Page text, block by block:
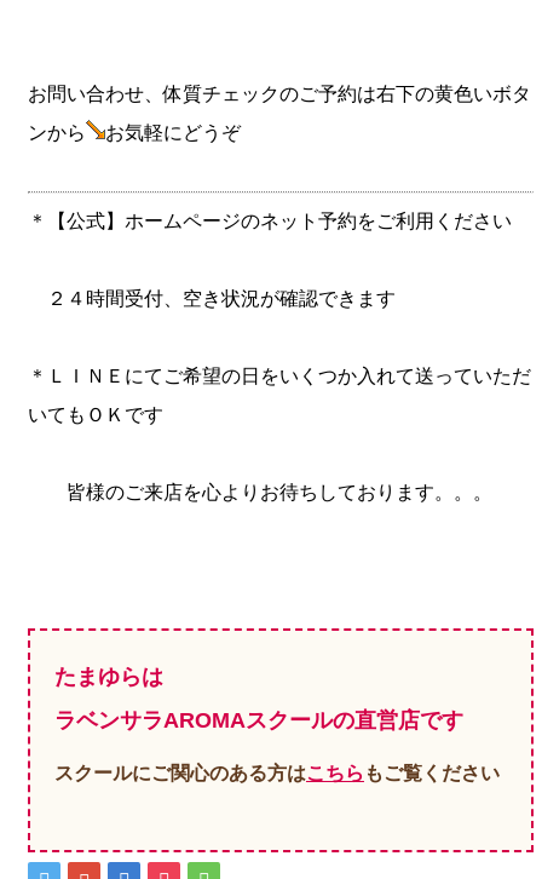
お問い合わせ、体質チェックのご予約は右下の黄色いボタ
ンから
お気軽にどうぞ
＊【公式】ホームページのネット予約をご利用ください
２４時間受付、空き状況が確認できます
＊ＬＩＮＥにてご希望の日をいくつか入れて送っていただ
いてもＯＫです
皆様のご来店を心よりお待ちしております。。。
たまゆらは
ラベンサラAROMAスクールの直営店です
スクールにご関心のある方はこちら もご覧ください